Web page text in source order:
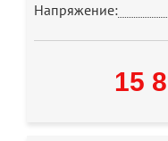
Напряжение:
15